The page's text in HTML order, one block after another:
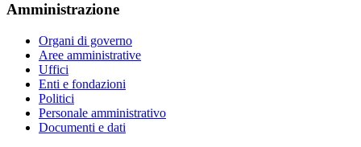
Amministrazione
Organi di governo
Aree amministrative
Uffici
Enti e fondazioni
Politici
Personale amministrativo
Documenti e dati